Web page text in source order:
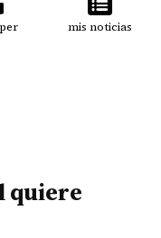
mis noticias
quiere